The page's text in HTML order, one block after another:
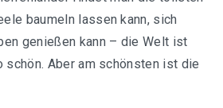
baumeln lassen kann, sich
genießen kann – die Welt ist
Aber am schönsten ist die